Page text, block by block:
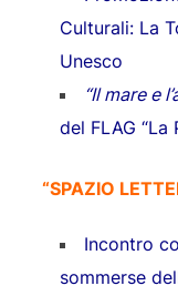
Culturali: La
Unesco
“Il mare e
del FLAG “La
“SPAZIO
Incontro
sommerse